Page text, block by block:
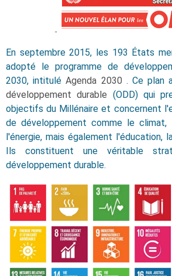
En septembre 2015, les 193 États
adopté le programme de
2030, intitulé Agenda 2030 . Ce plan
développement durable (ODD) qui
objectifs du Millénaire et concernent
de développement comme le climat,
l'énergie, mais également l'éducation,
Ils constituent une véritable
développement durable.